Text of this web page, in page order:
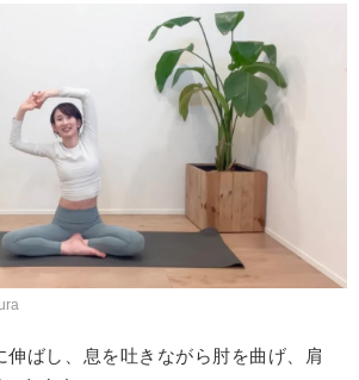
ばし、息を吐きながら肘を曲げ、肩